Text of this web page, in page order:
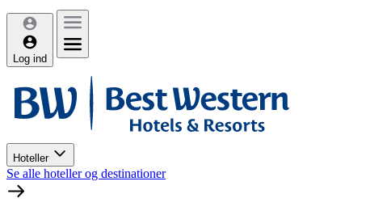
Log ind
Hoteller
Se alle hoteller og destinationer